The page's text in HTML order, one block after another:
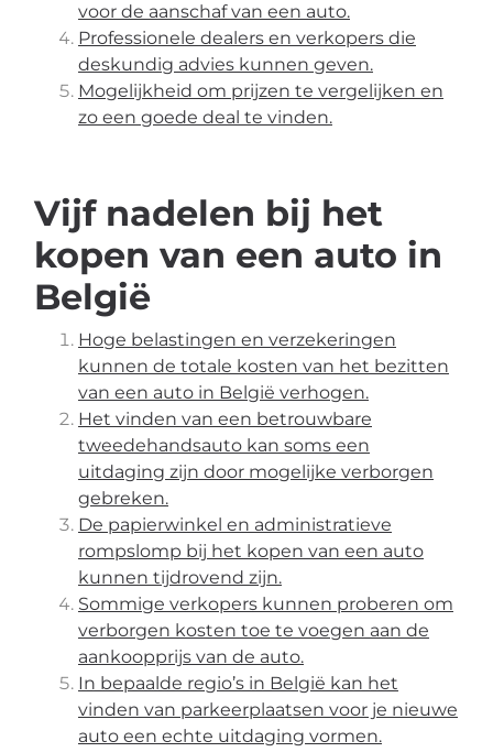
voor de aanschaf van een auto.
Professionele dealers en verkopers die
deskundig advies kunnen geven.
Mogelijkheid om prijzen te vergelijken en
zo een goede deal te vinden.
Vijf nadelen bij het
kopen van een auto in
België
Hoge belastingen en verzekeringen
kunnen de totale kosten van het bezitten
van een auto in België verhogen.
Het vinden van een betrouwbare
tweedehandsauto kan soms een
uitdaging zijn door mogelijke verborgen
gebreken.
De papierwinkel en administratieve
rompslomp bij het kopen van een auto
kunnen tijdrovend zijn.
Sommige verkopers kunnen proberen om
verborgen kosten toe te voegen aan de
aankoopprijs van de auto.
In bepaalde regio’s in België kan het
vinden van parkeerplaatsen voor je nieuwe
auto een echte uitdaging vormen.